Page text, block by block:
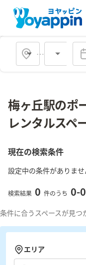
会場
梅ヶ丘駅のポ
レンタルスペ
現在の検索条件
設定中の条件がありませ
検索結果 0 件のうち 0-0
条件に合うスペースが見つ
エリア